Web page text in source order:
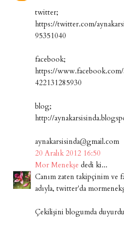
twitter;
https://twitter.com/
95351040
facebook;
https://
422131285930
blog;
http://
aynakarsisinda@gmail.com
20 Aralık 2012 16:50
Mor Menekşe dedi ki...
Canım zaten takipçinim ve
adıyla, twitter'da
Çekilişini blogumda